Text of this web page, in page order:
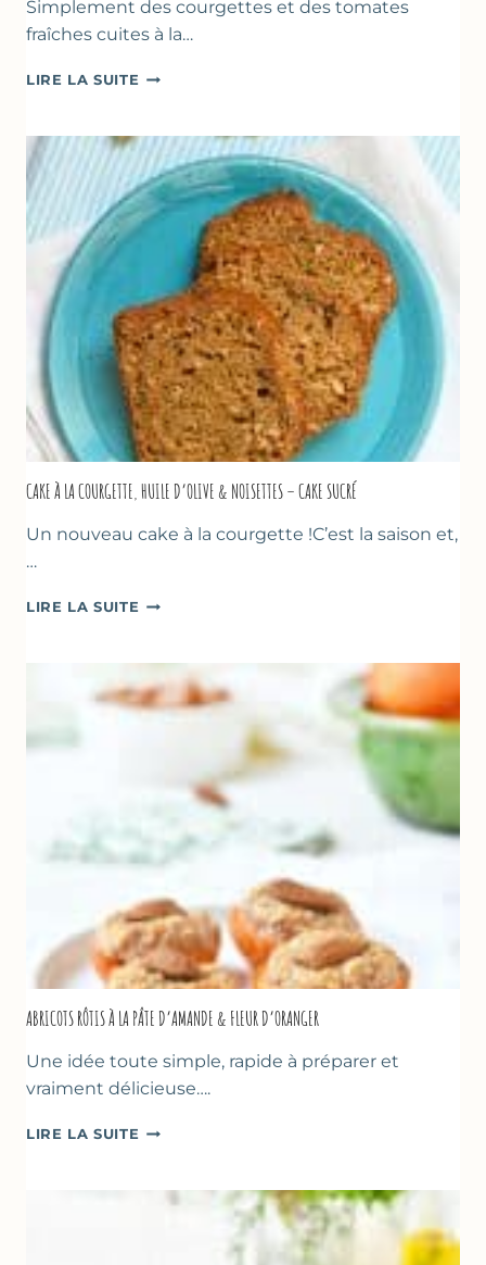
Simplement des courgettes et des tomates
fraîches cuites à la…
LIRE LA SUITE POÊLÉE
&
TOMATES
AU
THYM
CAKE À LA COURGETTE, HUILE D’OLIVE & NOISETTES – CAKE SUCRÉ
Un nouveau cake à la courgette !C’est la saison et,
…
LIRE LA SUITE CAKE
COURGETTE,
HUILE
D’OLIVE
ABRICOTS RÔTIS À LA PÂTE D’AMANDE & FLEUR D’ORANGER
Une idée toute simple, rapide à préparer et
vraiment délicieuse….
LIRE LA SUITE ABRICOTS